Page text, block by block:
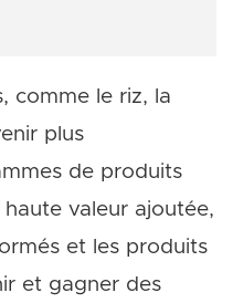
comme le riz, la
plus
de produits
valeur ajoutée,
et les produits
et gagner des